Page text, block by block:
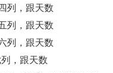
列，跟天数
列，跟天数
列，跟天数
，跟天数